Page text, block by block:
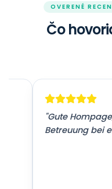
OVERENÉ
Čo
"Gute
Betreuung bei